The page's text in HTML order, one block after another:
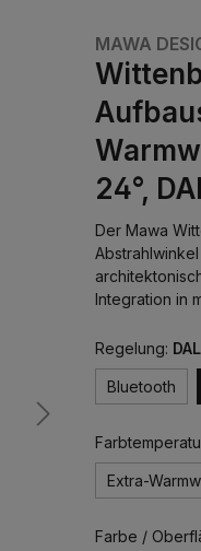
MAWA
24°,
Der Mawa
Integration in
Regelung:
Bluetooth
Extra-
Farbe /